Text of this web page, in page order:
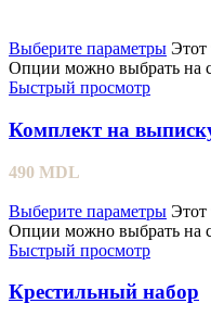
Выберите параметры Этот
Опции можно выбрать на
Быстрый просмотр
Комплект на
490 MDL
Выберите параметры Этот
Опции можно выбрать на
Быстрый просмотр
Крестильный набор